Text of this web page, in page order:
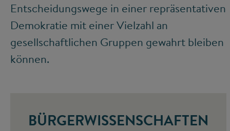
Entscheidungswege in einer repräsentativen
Demokratie mit einer Vielzahl an
gesellschaftlichen Gruppen gewahrt bleiben
können.
BÜRGERWISSENSCHAFTEN